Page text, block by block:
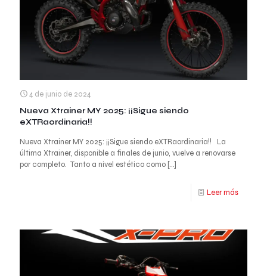
4 de junio de 2024
Nueva Xtrainer MY 2025: ¡¡Sigue siendo
eXTRaordinaria!!
Nueva Xtrainer MY 2025: ¡¡Sigue siendo eXTRaordinaria!! La
última Xtrainer, disponible a finales de junio, vuelve a renovarse
por completo. Tanto a nivel estético como […]
Leer más